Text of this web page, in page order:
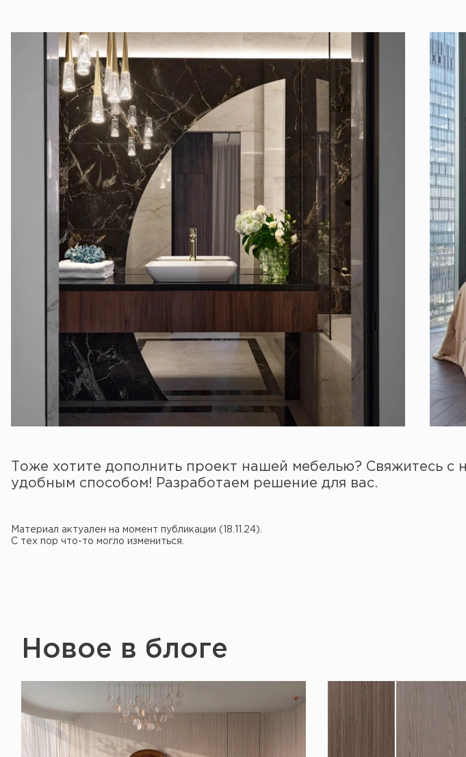
Тоже хотите дополнить проект нашей мебелью? Свяжитесь с
удобным способом! Разработаем решение для вас.
Материал актуален на момент публикации (18.11.24).
С тех пор что-то могло измениться.
Новое в блоге